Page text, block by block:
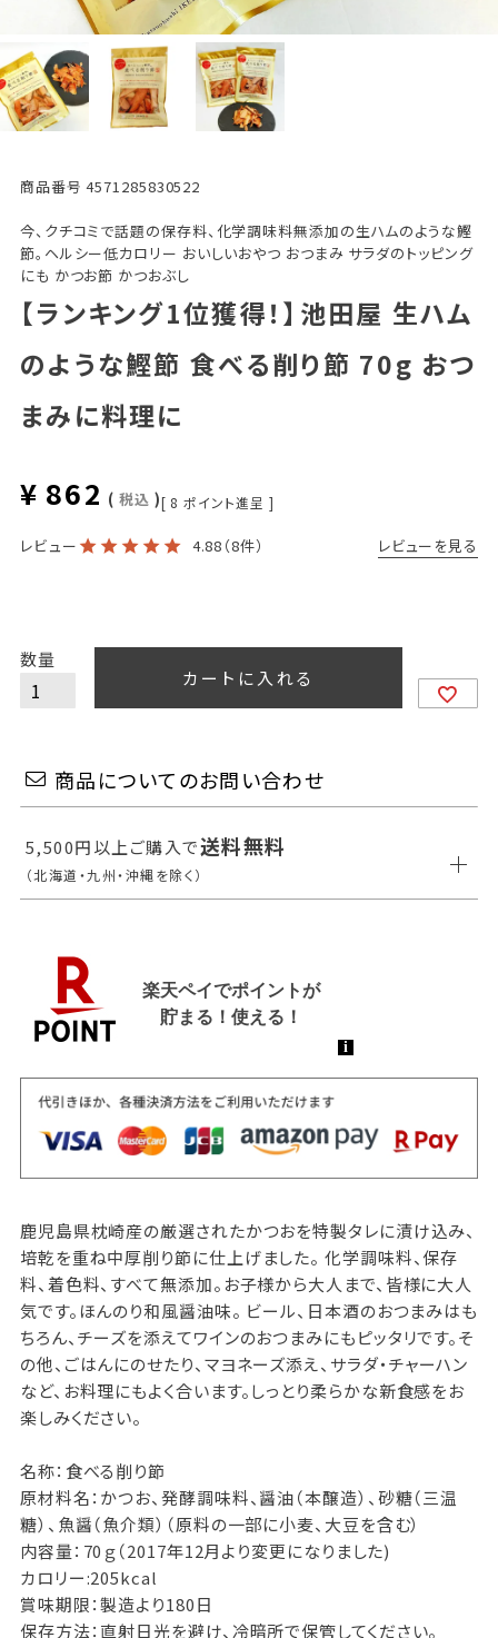
商品番号 4571285830522
今、クチコミで話題の保存料、化学調味料無添加の生ハムのような鰹
節。ヘルシー低カロリー おいしいおやつ おつまみ サラダのトッピング
にも かつお節 かつおぶし
【ランキング1位獲得！】池田屋 生ハム
のような鰹節 食べる削り節 70g おつ
まみに料理に
¥ 862 税込 [ 8 ポイント進呈 ]
レビュー 4.88 （8件） レビューを見る
カートに入れる
商品についてのお問い合わせ
5,500円以上ご購入で送料無料
（北海道・九州・沖縄を除く）
鹿児島県枕崎産の厳選されたかつおを特製タレに漬け込み、
培乾を重ね中厚削り節に仕上げました。 化学調味料、保存
料、着色料、すべて無添加。お子様から大人まで、皆様に大人
気です。ほんのり和風醤油味。 ビール、日本酒のおつまみはも
ちろん、チーズを添えてワインのおつまみにもピッタリです。そ
の他、ごはんにのせたり、マヨネーズ添え、サラダ・チャーハン
など、お料理にもよく合います。しっとり柔らかな新食感をお
楽しみください。
名称：食べる削り節
原材料名：かつお、発酵調味料、醤油（本醸造）、砂糖（三温
糖）、魚醤（魚介類）（原料の一部に小麦、大豆を含む）
内容量：70ｇ（2017年12月より変更になりました)
カロリー:205kcal
賞味期限：製造より180日
保存方法：直射日光を避け、冷暗所で保管してください。